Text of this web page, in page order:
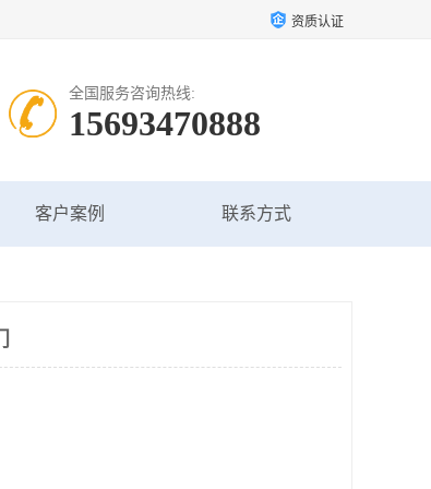
资质认证
全国服务咨询热线:
15693470888
客户案例 联系方式